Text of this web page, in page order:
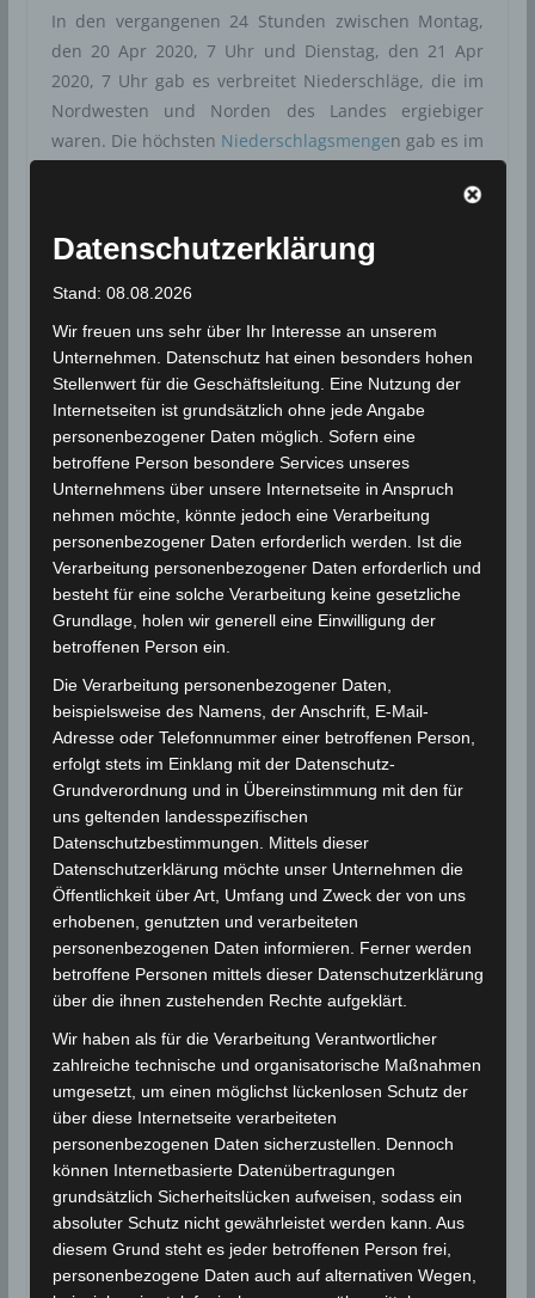
In den vergangenen 24 Stunden zwischen Montag,
den 20 Apr 2020, 7 Uhr und Dienstag, den 21 Apr
2020, 7 Uhr gab es verbreitet Niederschläge, die im
Nordwesten und Norden des Landes ergiebiger
waren. Die höchsten Niederschlagsmengen gab es im
2
) und Béja (2 – 30 Liter/m2).
verbreitet unbeständig und stürmisch sein.
Gouvernorat Tunis: 18 – 34 Liter/m2
Gouvernorat Zaghouan: 3 – 12 Liter/m
Gouvernorat Bizerte: 12 – 28 Liter/m2
Gouvernorat Nabeul: 4 – 19 Liter/m2
Gouvernorat Béja: 2 – 30 Liter/m
Gouvernorat Jendouba: 9 – 62 Liter/m 2
Gouvernorat Kef: 1 – 12 Liter/m2
Gouvernorat Siliana: 2 – 14 Liter/m2
Gouvernorat Sousse: 4 – 13 Liter/m
Wetterstation Akouda: 4,1 Liter/m
Gouvernorat Monastir: 3 – 14 Liter/m2
Gouvernorat Mahdia: 1 – 6 Liter/m2
Gouvernorat Kairouan: 1 – 8 Liter/m
Gouvernorat Kasserine: 4 Liter/m
(Kasserine)
Gouvernorat Sidi Bouzid: 1 – 3 Liter/m2
Gouvernorat Sfax: 1 Liter/m2(Sfax)
Gouvernorat Kebili: 1 Liter/m (Kebili)
Quelle:INM
Für die Nutzung von Google Adsense (Google Ireland
Limited, Gordon House, Barrow Street, Dublin, D04 E5W5,
Ireland) benötigen wir laut DSGVO Ihre Zustimmung. Es
werden seitens Google Adsense personenbezogene
Daten erhoben, verarbeitet und gespeichert. Welche
Daten genau entnehmen Sie bitte den
Google Adsenseist deaktiviert.
Datenschutzerklärung
Stand: 08.08.2026
Wir freuen uns sehr über Ihr Interesse an unserem
Unternehmen. Datenschutz hat einen besonders hohen
Stellenwert für die Geschäftsleitung. Eine Nutzung der
Internetseiten ist grundsätzlich ohne jede Angabe
personenbezogener Daten möglich. Sofern eine
betroffene Person besondere Services unseres
Unternehmens über unsere Internetseite in Anspruch
nehmen möchte, könnte jedoch eine Verarbeitung
personenbezogener Daten erforderlich werden. Ist die
Verarbeitung personenbezogener Daten erforderlich und
besteht für eine solche Verarbeitung keine gesetzliche
Grundlage, holen wir generell eine Einwilligung der
betroffenen Person ein.
Die Verarbeitung personenbezogener Daten,
beispielsweise des Namens, der Anschrift, E-Mail-
Adresse oder Telefonnummer einer betroffenen Person,
erfolgt stets im Einklang mit der Datenschutz-
Grundverordnung und in Übereinstimmung mit den für
uns geltenden landesspezifischen
Datenschutzbestimmungen. Mittels dieser
Datenschutzerklärung möchte unser Unternehmen die
Öffentlichkeit über Art, Umfang und Zweck der von uns
erhobenen, genutzten und verarbeiteten
personenbezogenen Daten informieren. Ferner werden
betroffene Personen mittels dieser Datenschutzerklärung
über die ihnen zustehenden Rechte aufgeklärt.
Wir haben als für die Verarbeitung Verantwortlicher
zahlreiche technische und organisatorische Maßnahmen
umgesetzt, um einen möglichst lückenlosen Schutz der
über diese Internetseite verarbeiteten
personenbezogenen Daten sicherzustellen. Dennoch
können Internetbasierte Datenübertragungen
grundsätzlich Sicherheitslücken aufweisen, sodass ein
absoluter Schutz nicht gewährleistet werden kann. Aus
diesem Grund steht es jeder betroffenen Person frei,
personenbezogene Daten auch auf alternativen Wegen,